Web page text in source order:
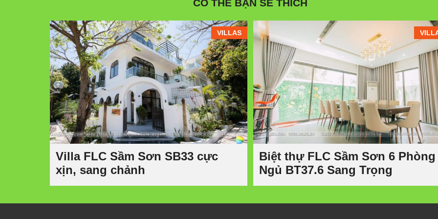
CÓ THỂ BẠN SẼ THÍCH
VILLAS
Villa FLC Sầm Sơn SB33 cực
xịn, sang chảnh
Biệt thự FLC Sầm Sơn 6 Phòng
Ngủ BT37.6 Sang Trọng